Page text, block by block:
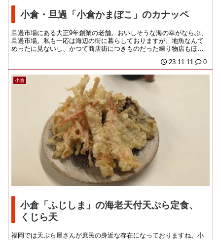
小倉・旦過「小倉かまぼこ」のカナッペ
旦過市場にある大正9年創業の老舗。おいしそうな海の幸がならぶ、
旦過市場。私も一応は海辺の街に暮らしておりますが、地魚なんて
めったに見ないし、かつて商店街につきものだった練り物店もほと
23.11.11 0
小倉
小倉「ふじしま」の海老天付天ぷら定食、
くじら天
福岡では天ぷら屋さんが庶民の身近な存在になっておりますね。小